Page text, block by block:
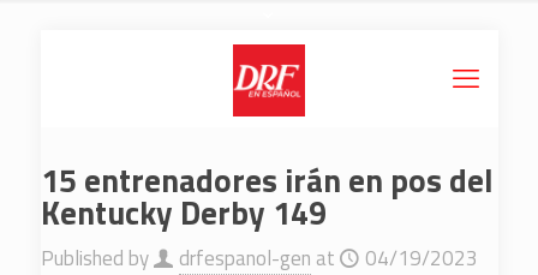
15 entrenadores irán en pos del
Kentucky Derby 149
Published by drfespanol-gen at 04/19/2023